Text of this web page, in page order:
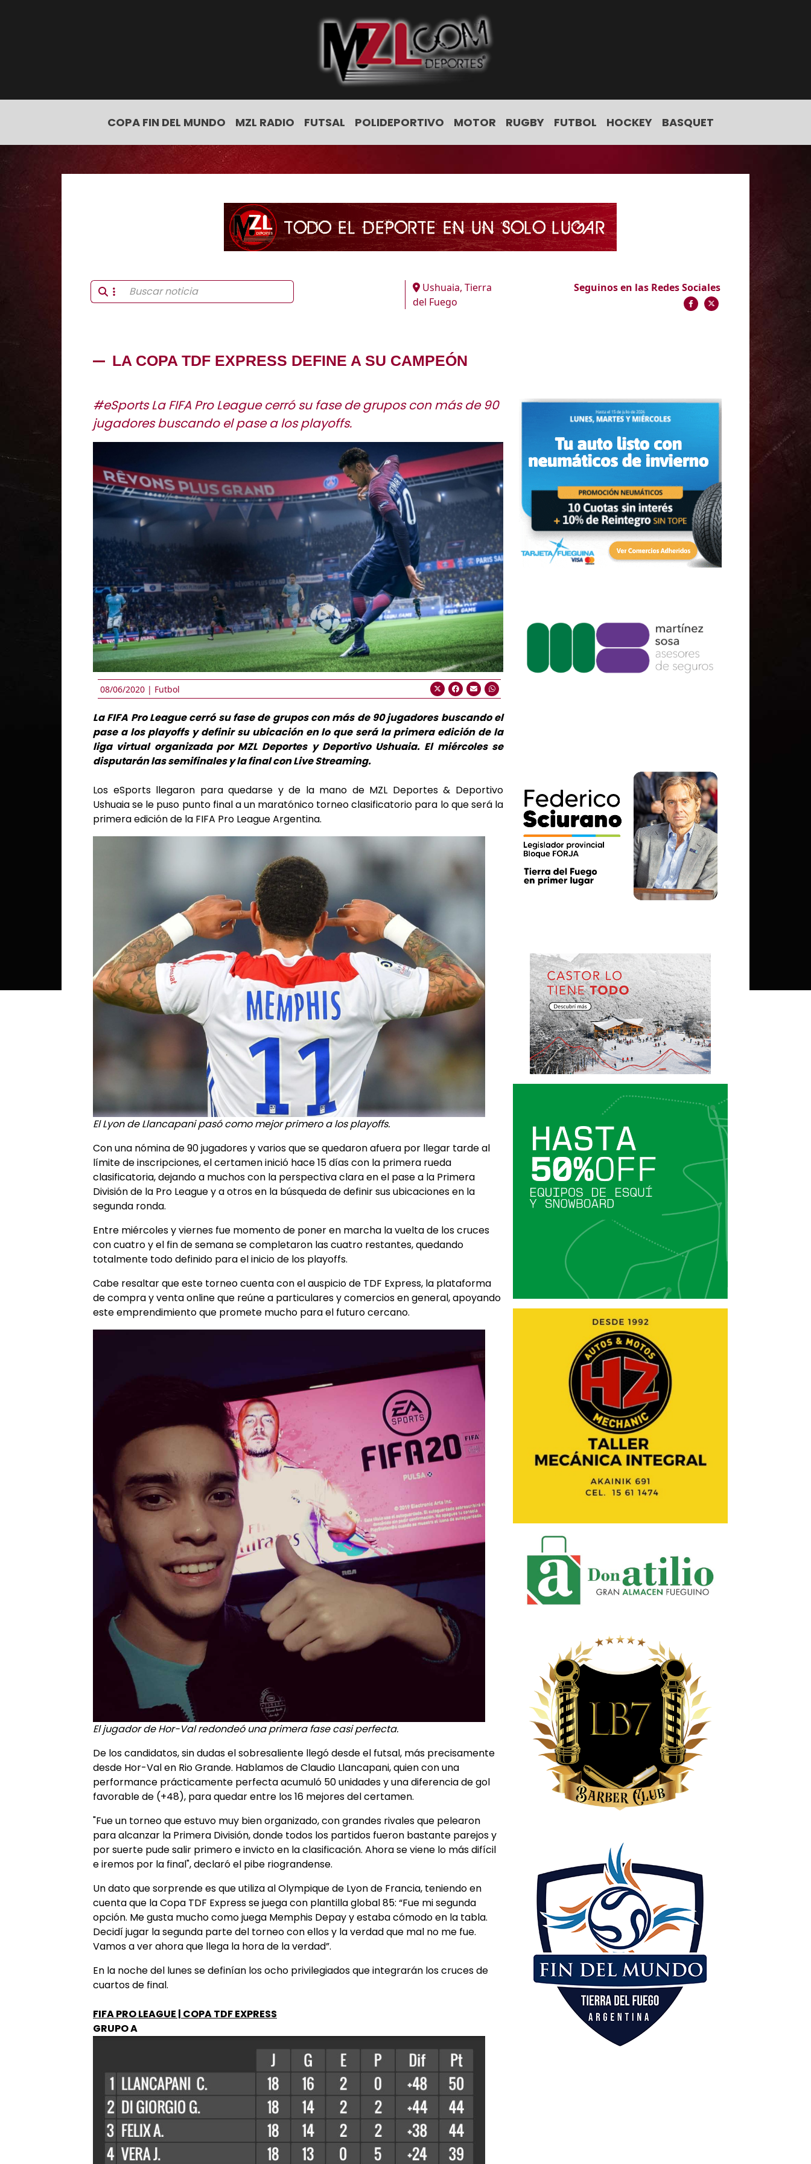
COPA FIN DEL MUNDO MZL RADIO FUTSAL POLIDEPORTIVO MOTOR RUGBY FUTBOL HOCKEY BASQUET
Ushuaia, Tierra
del Fuego
Seguinos en las Redes Sociales
LA COPA TDF EXPRESS DEFINE A SU CAMPEÓN
#eSports La FIFA Pro League cerró su fase de grupos con más de 90
jugadores buscando el pase a los playoffs.
08/06/2020 | Futbol
La FIFA Pro League cerró su fase de grupos con más de 90 jugadores buscando el
pase a los playoffs y definir su ubicación en lo que será la primera edición de la
liga virtual organizada por MZL Deportes y Deportivo Ushuaia. El miércoles se
disputarán las semifinales y la final con Live Streaming.
Los eSports llegaron para quedarse y de la mano de MZL Deportes & Deportivo
Ushuaia se le puso punto final a un maratónico torneo clasificatorio para lo que será la
primera edición de la FIFA Pro League Argentina.
El Lyon de Llancapani pasó como mejor primero a los playoffs.
Con una nómina de 90 jugadores y varios que se quedaron afuera por llegar tarde al
límite de inscripciones, el certamen inició hace 15 días con la primera rueda
clasificatoria, dejando a muchos con la perspectiva clara en el pase a la Primera
División de la Pro League y a otros en la búsqueda de definir sus ubicaciones en la
segunda ronda.
Entre miércoles y viernes fue momento de poner en marcha la vuelta de los cruces
con cuatro y el fin de semana se completaron las cuatro restantes, quedando
totalmente todo definido para el inicio de los playoffs.
Cabe resaltar que este torneo cuenta con el auspicio de TDF Express, la plataforma
de compra y venta online que reúne a particulares y comercios en general, apoyando
este emprendimiento que promete mucho para el futuro cercano.
El jugador de Hor-Val redondeó una primera fase casi perfecta.
De los candidatos, sin dudas el sobresaliente llegó desde el futsal, más precisamente
desde Hor-Val en Rio Grande. Hablamos de Claudio Llancapani, quien con una
performance prácticamente perfecta acumuló 50 unidades y una diferencia de gol
favorable de (+48), para quedar entre los 16 mejores del certamen.
"Fue un torneo que estuvo muy bien organizado, con grandes rivales que pelearon
para alcanzar la Primera División, donde todos los partidos fueron bastante parejos y
por suerte pude salir primero e invicto en la clasificación. Ahora se viene lo más difícil
e iremos por la final", declaró el pibe riograndense.
Un dato que sorprende es que utiliza al Olympique de Lyon de Francia, teniendo en
cuenta que la Copa TDF Express se juega con plantilla global 85: “Fue mi segunda
opción. Me gusta mucho como juega Memphis Depay y estaba cómodo en la tabla.
Decidí jugar la segunda parte del torneo con ellos y la verdad que mal no me fue.
Vamos a ver ahora que llega la hora de la verdad”.
En la noche del lunes se definían los ocho privilegiados que integrarán los cruces de
cuartos de final.
FIFA PRO LEAGUE | COPA TDF EXPRESS
GRUPO A